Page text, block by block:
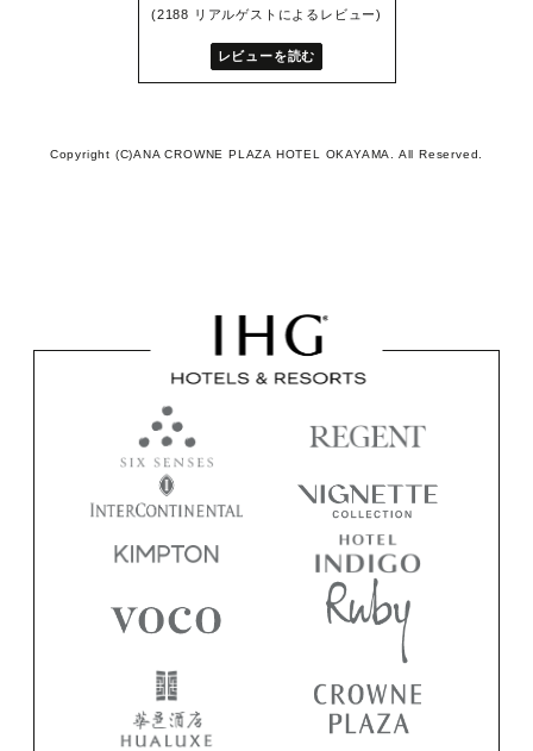
(2188 リアルゲストによるレビュー)
レビューを読む
Copyright (C)ANA CROWNE PLAZA HOTEL OKAYAMA. All Reserved.